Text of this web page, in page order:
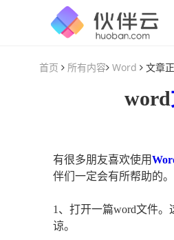
首页 所有内容 Word 文章
word
有很多朋友喜欢使用
伴们一定会有所帮助的。
1、打开一篇word文件
谅。